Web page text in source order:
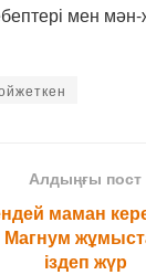
мен
Алдыңғы пост
маман
іздеп жүр